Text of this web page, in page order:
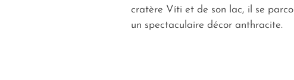
cratère Víti et de son lac, il se
un spectaculaire décor anthracite.